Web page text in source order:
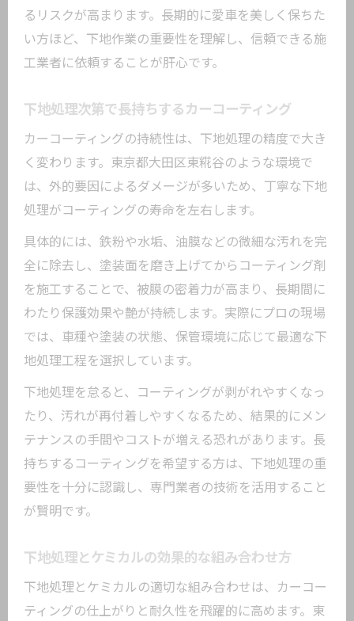
るリスクが高まります。長期的に愛車を美しく保ちた
い方ほど、下地作業の重要性を理解し、信頼できる施
工業者に依頼することが肝心です。
下地処理次第で長持ちするカーコーティング
カーコーティングの持続性は、下地処理の精度で大き
く変わります。東京都大田区東糀谷のような環境で
は、外的要因によるダメージが多いため、丁寧な下地
処理がコーティングの寿命を左右します。
具体的には、鉄粉や水垢、油膜などの微細な汚れを完
全に除去し、塗装面を磨き上げてからコーティング剤
を施工することで、被膜の密着力が高まり、長期間に
わたり保護効果や艶が持続します。実際にプロの現場
では、車種や塗装の状態、保管環境に応じて最適な下
地処理工程を選択しています。
下地処理を怠ると、コーティングが剥がれやすくなっ
たり、汚れが再付着しやすくなるため、結果的にメン
テナンスの手間やコストが増える恐れがあります。長
持ちするコーティングを希望する方は、下地処理の重
要性を十分に認識し、専門業者の技術を活用すること
が賢明です。
下地処理とケミカルの効果的な組み合わせ方
下地処理とケミカルの適切な組み合わせは、カーコー
ティングの仕上がりと耐久性を飛躍的に高めます。東